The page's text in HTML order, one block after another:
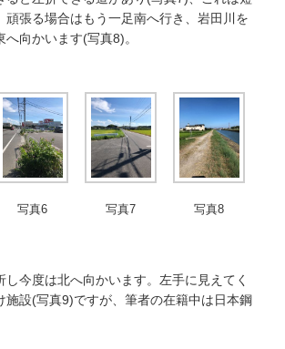
頑張る場合はもう一足南へ行き、岩田川を
向かいます(写真8)。
写真6 写真7 写真8
し今度は北へ向かいます。左手に見えてく
施設(写真9)ですが、筆者の在籍中は日本鋼